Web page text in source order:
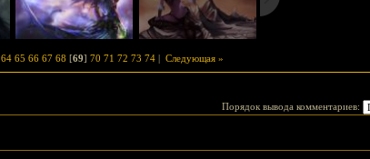
64 65 66 67 68 [69] 70 71 72 73 74| Следующая »
Порядок вывода комментариев: